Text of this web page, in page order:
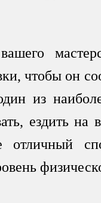
чтобы он
из
ездить